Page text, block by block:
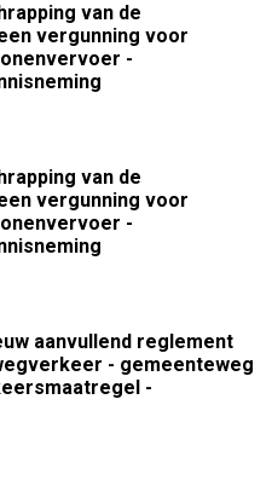
van de
vergunning voor
-
van de
vergunning voor
-
aanvullend reglement
- gemeenteweg
-